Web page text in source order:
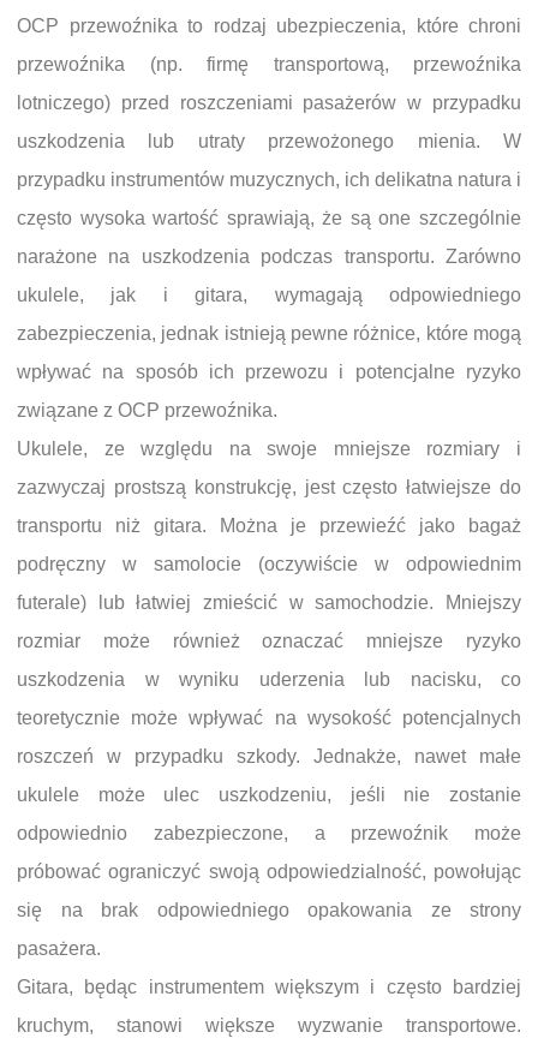
OCP przewoźnika to rodzaj ubezpieczenia, które chroni
przewoźnika (np. firmę transportową, przewoźnika
lotniczego) przed roszczeniami pasażerów w przypadku
uszkodzenia lub utraty przewożonego mienia. W
przypadku instrumentów muzycznych, ich delikatna natura i
często wysoka wartość sprawiają, że są one szczególnie
narażone na uszkodzenia podczas transportu. Zarówno
ukulele, jak i gitara, wymagają odpowiedniego
zabezpieczenia, jednak istnieją pewne różnice, które mogą
wpływać na sposób ich przewozu i potencjalne ryzyko
związane z OCP przewoźnika.
Ukulele, ze względu na swoje mniejsze rozmiary i
zazwyczaj prostszą konstrukcję, jest często łatwiejsze do
transportu niż gitara. Można je przewieźć jako bagaż
podręczny w samolocie (oczywiście w odpowiednim
futerale) lub łatwiej zmieścić w samochodzie. Mniejszy
rozmiar może również oznaczać mniejsze ryzyko
uszkodzenia w wyniku uderzenia lub nacisku, co
teoretycznie może wpływać na wysokość potencjalnych
roszczeń w przypadku szkody. Jednakże, nawet małe
ukulele może ulec uszkodzeniu, jeśli nie zostanie
odpowiednio zabezpieczone, a przewoźnik może
próbować ograniczyć swoją odpowiedzialność, powołując
się na brak odpowiedniego opakowania ze strony
pasażera.
Gitara, będąc instrumentem większym i często bardziej
kruchym, stanowi większe wyzwanie transportowe.